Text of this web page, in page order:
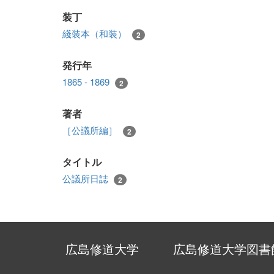
装丁
綫装本（和装） 2
発行年
1865 - 1869 2
著者
［公議所編］ 2
タイトル
公議所日誌 2
広島修道大学 広島修道大学図